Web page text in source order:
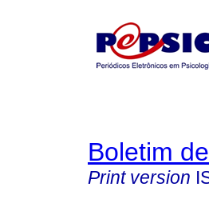
Boletim
Print version